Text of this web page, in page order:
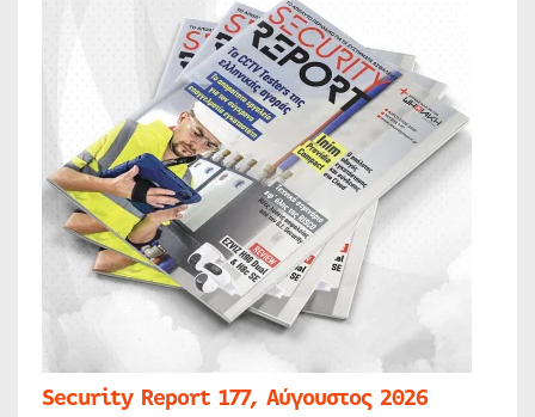
Security Report 177, Αύγουστος 2026